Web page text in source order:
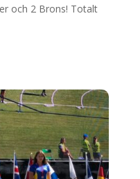
och 2 Brons! Totalt